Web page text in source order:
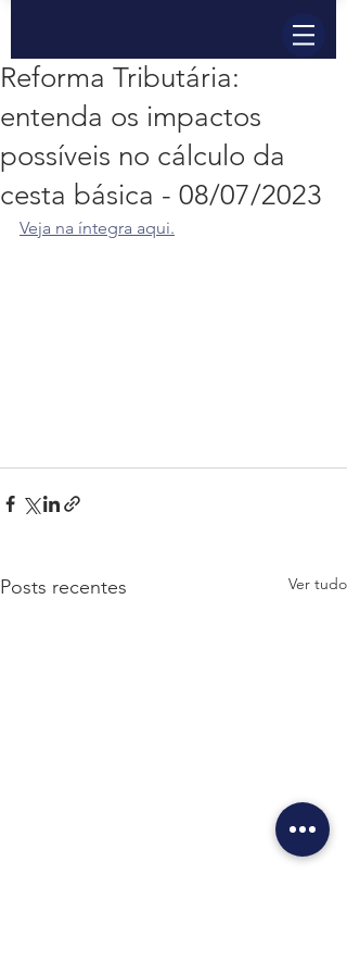
Reforma Tributária:
entenda os impactos
possíveis no cálculo da
cesta básica - 08/07/2023
Veja na íntegra aqui.
Posts recentes Ver tudo